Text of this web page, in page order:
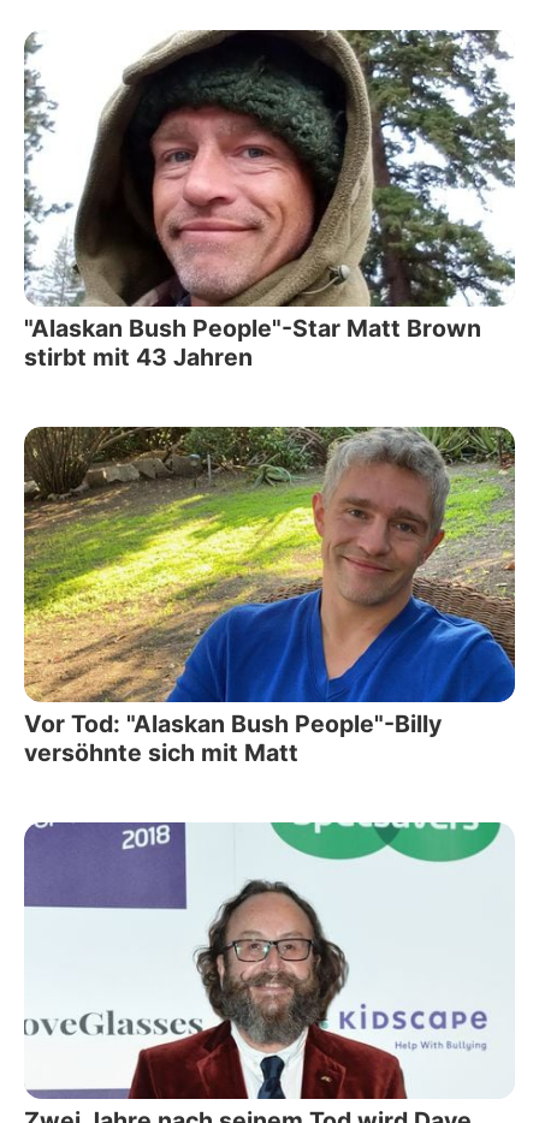
"Alaskan Bush People"-Star Matt Brown
stirbt mit 43 Jahren
Vor Tod: "Alaskan Bush People"-Billy
versöhnte sich mit Matt